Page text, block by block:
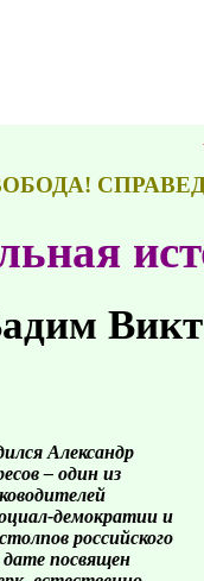
Александр
– один из
демократии и
российского
посвящен